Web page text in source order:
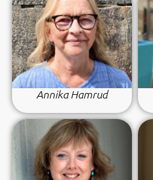
Annika Hamrud